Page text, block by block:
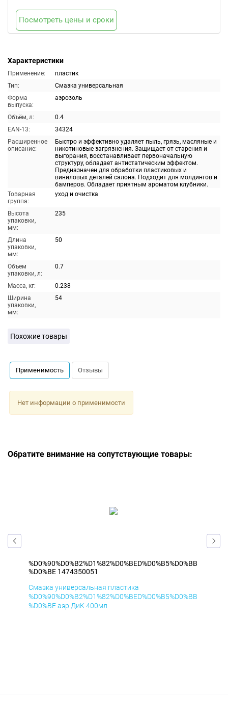
Характеристики
Применение:
пластик
Тип:
Смазка универсальная
Форма
выпуска:
аэрозоль
Объём, л:
0.4
EAN-13:
34324
Расширенное
описание:
Быстро и эффективно удаляет пыль, грязь, масляные и
никотиновые загрязнения. Защищает от старения и
выгорания, восстанавливает первоначальную
структуру, обладает антистатическим эффектом.
Предназначен для обработки пластиковых и
виниловых деталей салона. Подходит для молдингов и
бамперов. Обладает приятным ароматом клубники.
Товарная
группа:
уход и очистка
Высота
упаковки,
мм:
235
Длина
упаковки,
мм:
50
Объем
упаковки, л:
0.7
Масса, кг:
0.238
Ширина
упаковки,
мм:
54
Посмотреть цены и сроки
Похожие товары
Применимость Отзывы
Нет информации о применимости
Обратите внимание на сопутствующие товары:
%D0%90%D0%B2%D1%82%D0%BED%D0%B5%D0%BB
%D0%BE 1474350051
Смазка универсальная пластика
%D0%90%D0%B2%D1%82%D0%BED%D0%B5%D0%BB
%D0%BE аэр ДиК 400мл